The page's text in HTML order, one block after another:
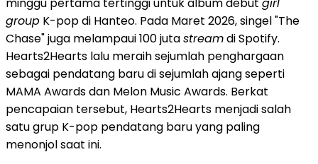
group K-pop di Hanteo. Pada Maret 2026, singel "The
Chase" juga melampaui 100 jutastreamdi Spotify.
Hearts2Hearts lalu meraih sejumlah penghargaan
sebagai pendatang baru di sejumlah ajang seperti
MAMA Awards dan Melon Music Awards. Berkat
pencapaian tersebut, Hearts2Hearts menjadi salah
satu grup K-pop pendatang baru yang paling
menonjol saat ini.